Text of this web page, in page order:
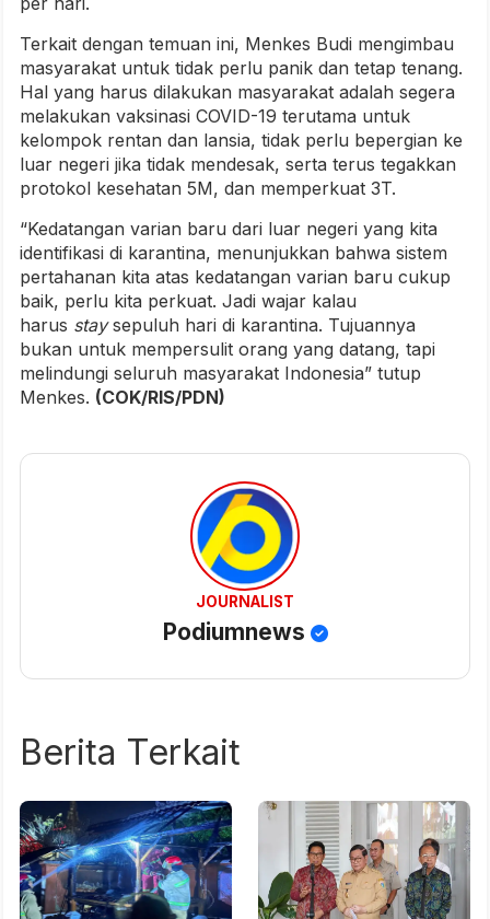
Terkait dengan temuan ini, Menkes Budi mengimbau
masyarakat untuk tidak perlu panik dan tetap tenang.
Hal yang harus dilakukan masyarakat adalah segera
melakukan vaksinasi COVID-19 terutama untuk
kelompok rentan dan lansia, tidak perlu bepergian ke
luar negeri jika tidak mendesak, serta terus tegakkan
protokol kesehatan 5M, dan memperkuat 3T.
“Kedatangan varian baru dari luar negeri yang kita
identifikasi di karantina, menunjukkan bahwa sistem
pertahanan kita atas kedatangan varian baru cukup
baik, perlu kita perkuat. Jadi wajar kalau
harus staysepuluh hari di karantina. Tujuannya
bukan untuk mempersulit orang yang datang, tapi
melindungi seluruh masyarakat Indonesia” tutup
Menkes. (COK/RIS/PDN)
JOURNALIST
Podiumnews
Berita Terkait